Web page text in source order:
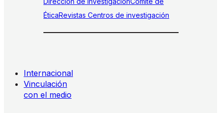
ÉticaRevistas Centros de investigación
Internacional
Vinculación
con el medio